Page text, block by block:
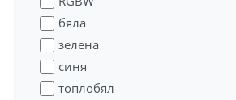
бяла
зелена
синя
топлобял